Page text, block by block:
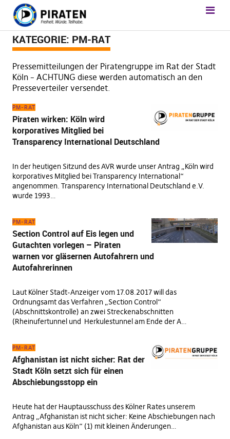
KATEGORIE: PM-RAT
Pressemitteilungen der Piratengruppe im Rat der Stadt
Köln – ACHTUNG diese werden automatisch an den
Presseverteiler versendet.
PM-RAT
Piraten wirken: Köln wird
korporatives Mitglied bei
Transparency International Deutschland
In der heutigen Sitzund des AVR wurde unser Antrag „Köln wird
korporatives Mitglied bei Transparency International“
angenommen. Transparency International Deutschland e.V.
wurde 1993…
PM-RAT
Section Control auf Eis legen und
Gutachten vorlegen – Piraten
warnen vor gläsernen Autofahrern und
Autofahrerinnen
Laut Kölner Stadt-Anzeiger vom 17.08.2017 will das
Ordnungsamt das Verfahren „Section Control“
(Abschnittskontrolle) an zwei Streckenabschnitten
(Rheinufertunnel und Herkulestunnel am Ende der A…
PM-RAT
Afghanistan ist nicht sicher: Rat der
Stadt Köln setzt sich für einen
Abschiebungsstopp ein
Heute hat der Hauptausschuss des Kölner Rates unserem
Antrag „Afghanistan ist nicht sicher: Keine Abschiebungen nach
Afghanistan aus Köln“ (1) mit kleinen Änderungen…